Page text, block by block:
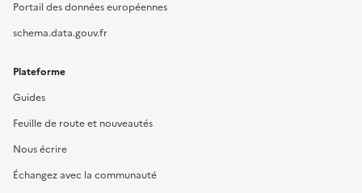
Portail des données européennes
schema.data.gouv.fr
Plateforme
Guides
Feuille de route et nouveautés
Nous écrire
Échangez avec la communauté